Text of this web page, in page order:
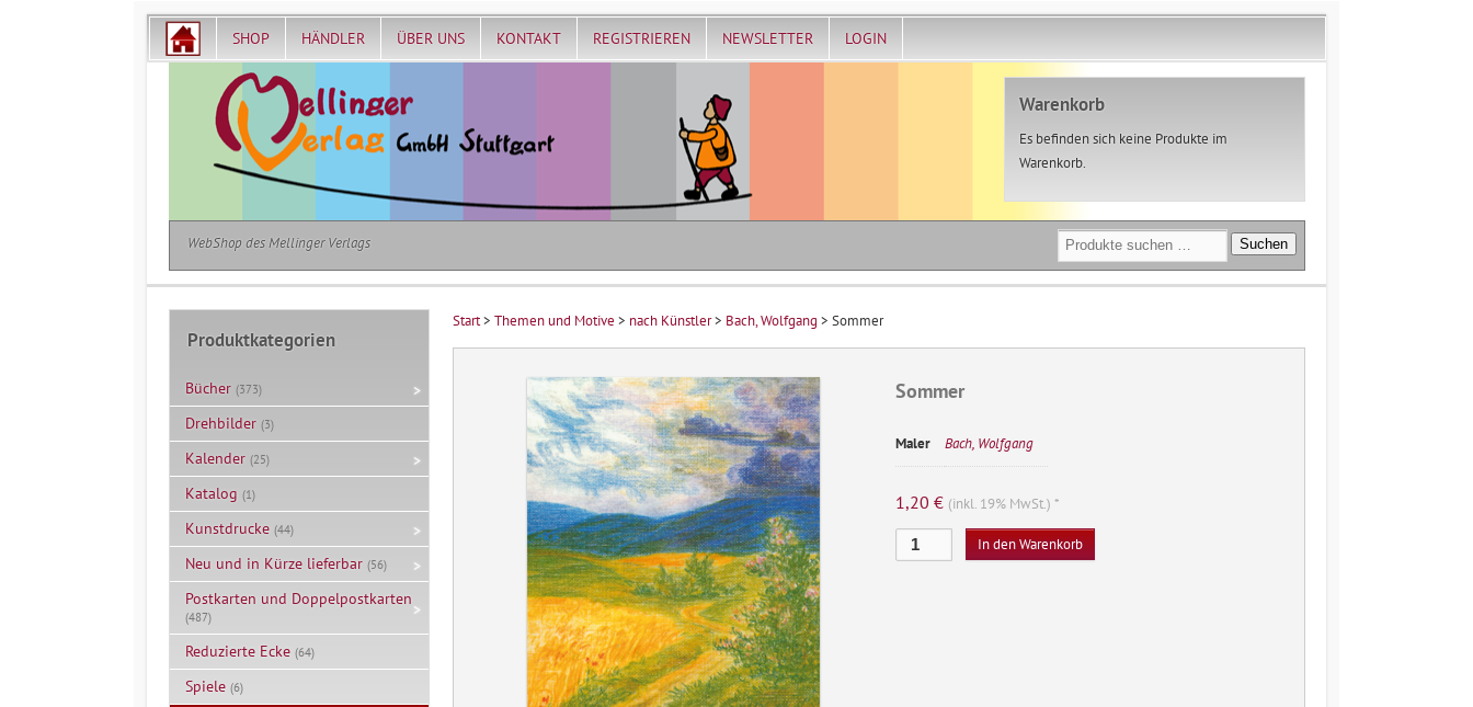
SHOP HÄNDLER ÜBER UNS KONTAKT REGISTRIEREN NEWSLETTER LOGIN
Warenkorb
Es befinden sich keine Produkte im
Warenkorb.
WebShop des Mellinger Verlags
Suchen
nach:
Suchen
Start> Themen und Motive > nach Künstler> Bach, Wolfgang > Sommer
Sommer
Maler Bach, Wolfgang
1,20 € (inkl. 19% MwSt.) *
Sommer
Menge
In den Warenkorb
Produktkategorien
Bücher (373)
Drehbilder (3)
Kalender (25)
Katalog (1)
Kunstdrucke (44)
Neu und in Kürze lieferbar (56)
Postkarten und Doppelpostkarten
(487)
Reduzierte Ecke (64)
Spiele (6)